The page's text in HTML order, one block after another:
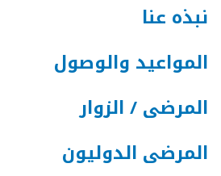
نبذه عنا
المواعيد والوصول
المرضى / الزوار
المرضى الدوليون